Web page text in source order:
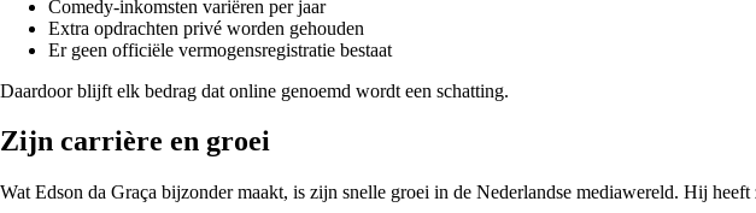
Comedy-inkomsten variëren per jaar
Extra opdrachten privé worden gehouden
Er geen officiële vermogensregistratie bestaat
Daardoor blijft elk bedrag dat online genoemd wordt een schatting.
Zijn carrière en groei
Wat Edson da Graça bijzonder maakt, is zijn snelle groei in de Nederlandse mediawereld. Hij